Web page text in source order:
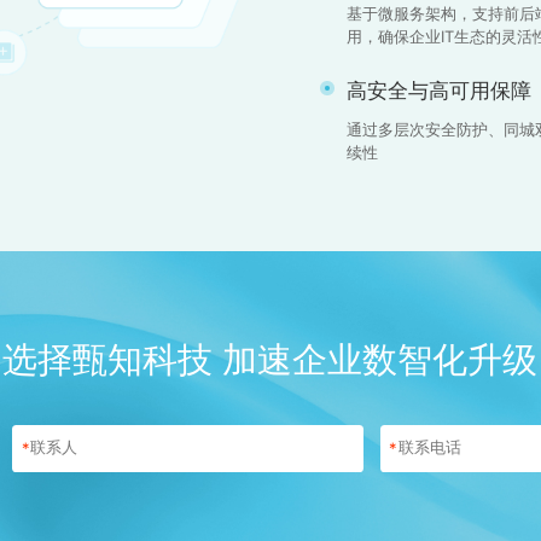
基于微服务架构，支持前
用，确保企业IT生态的灵活
高安全与高可用保障
通过多层次安全防护、同
续性
选择甄知科技 加速企业数智化升级
* *